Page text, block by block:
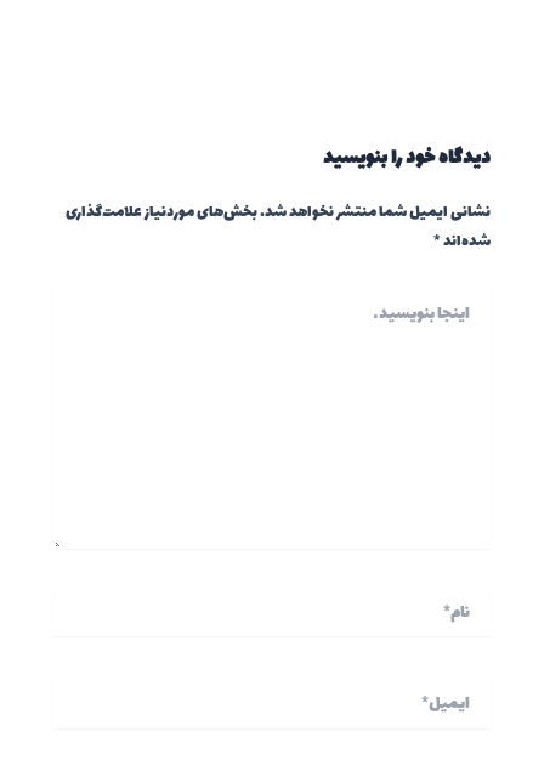
دیدگاه‌ خود را بنویسید
نشانی ایمیل شما منتشر نخواهد شد.بخش‌های موردنیاز علامت‌گذاری
شده‌اند*
بنویسید…
ایمیل*